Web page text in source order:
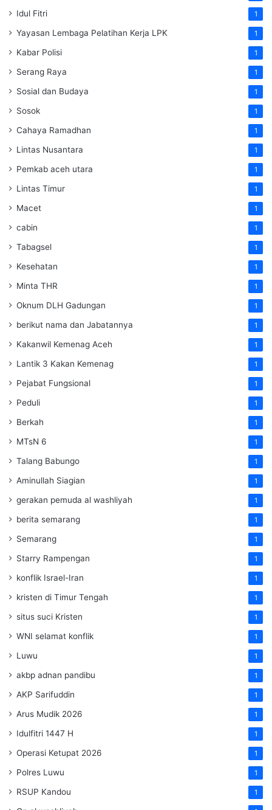
Idul Fitri 1
Yayasan Lembaga Pelatihan Kerja LPK 1
Kabar Polisi 1
Serang Raya 1
Sosial dan Budaya 1
Sosok 1
Cahaya Ramadhan 1
Lintas Nusantara 1
Pemkab aceh utara 1
Lintas Timur 1
Macet 1
cabin 1
Tabagsel 1
Kesehatan 1
Minta THR 1
Oknum DLH Gadungan 1
berikut nama dan Jabatannya 1
Kakanwil Kemenag Aceh 1
Lantik 3 Kakan Kemenag 1
Pejabat Fungsional 1
Peduli 1
Berkah 1
MTsN 6 1
Talang Babungo 1
Aminullah Siagian 1
gerakan pemuda al washliyah 1
berita semarang 1
Semarang 1
Starry Rampengan 1
konflik Israel-Iran 1
kristen di Timur Tengah 1
situs suci Kristen 1
WNI selamat konflik 1
Luwu 1
akbp adnan pandibu 1
AKP Sarifuddin 1
Arus Mudik 2026 1
Idulfitri 1447 H 1
Operasi Ketupat 2026 1
Polres Luwu 1
RSUP Kandou 1